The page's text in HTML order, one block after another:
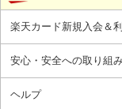
楽天カード新規入会＆
安心・安全への取り組
ヘルプ